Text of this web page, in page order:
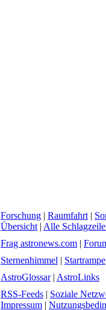
Forschung | Raumfahrt |
Übersicht | Alle
Frag astronews.com |
Sternenhimmel | Startrampe
AstroGlossar| AstroLinks
RSS-Feeds | Soziale
Impressum |